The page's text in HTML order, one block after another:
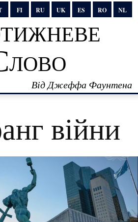
FI RU UK ES RO NL
Від Джеффа Фаунтена
війни